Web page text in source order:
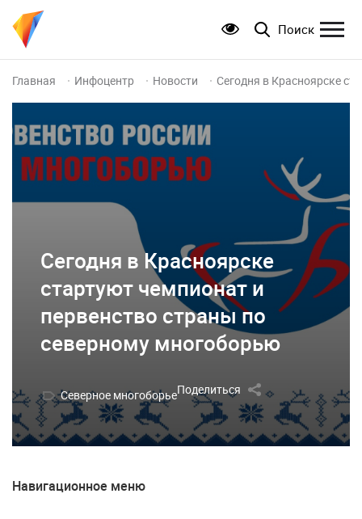
Поиск
Главная Инфоцентр Новости Сегодня в Красноярске
Сегодня в Красноярске
стартуют чемпионат и
первенство страны по
северному многоборью
Северное многоборьеПоделиться
Навигационное меню